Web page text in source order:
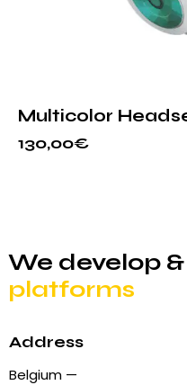
Multicolor
130,00€
We develop
platforms
Address
Belgium —